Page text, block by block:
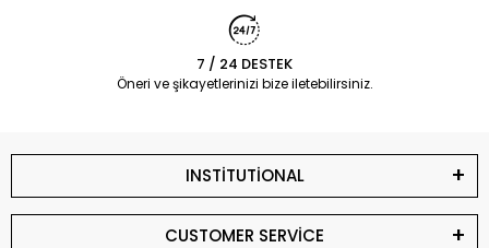
7 / 24 DESTEK
Öneri ve şikayetlerinizi bize iletebilirsiniz.
INSTİTUTİONAL
CUSTOMER SERVİCE